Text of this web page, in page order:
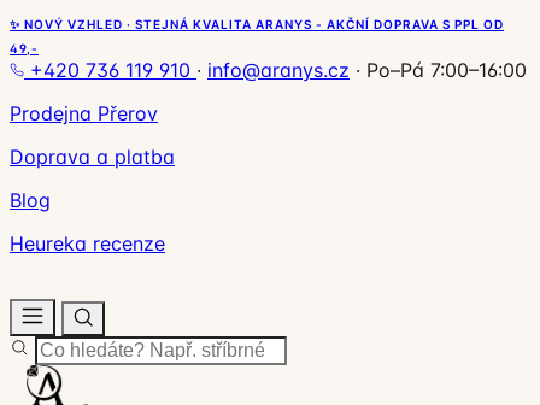
✨ NOVÝ VZHLED · STEJNÁ KVALITA ARANYS - AKČNÍ DOPRAVA S PPL OD
49,-
+420 736 119 910 · info@aranys.cz · Po–Pá 7:00–16:00
Prodejna Přerov
Doprava a platba
Blog
Heureka recenze